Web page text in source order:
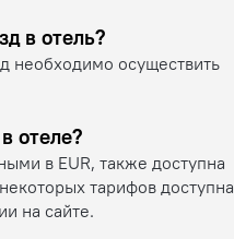
В какое время заезд и выезд в отель?
необходимо осуществить
Как оплатить проживание в отеле?
в EUR, также доступна
тарифов доступна
на сайте.